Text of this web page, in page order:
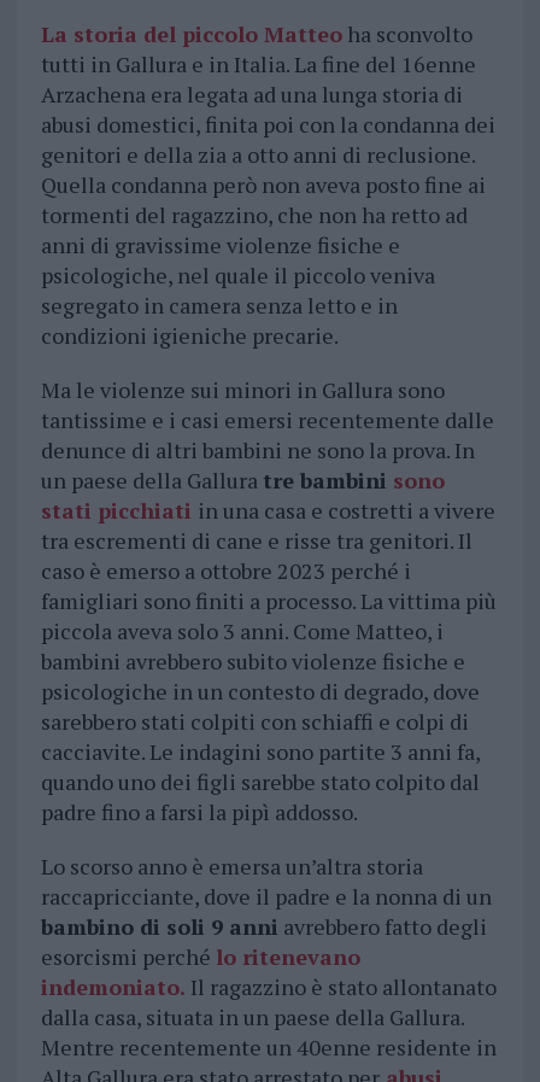
La storia del piccolo Matteoha sconvolto
tutti in Gallura e in Italia. La fine del 16enne
Arzachena era legata ad una lunga storia di
abusi domestici, finita poi con la condanna dei
genitori e della zia a otto anni di reclusione.
Quella condanna però non aveva posto fine ai
tormenti del ragazzino, che non ha retto ad
anni di gravissime violenze fisiche e
psicologiche, nel quale il piccolo veniva
segregato in camera senza letto e in
condizioni igieniche precarie.
Ma le violenze sui minori in Gallura sono
tantissime e i casi emersi recentemente dalle
denunce di altri bambini ne sono la prova. In
un paese della Gallura tre bambini sono
stati picchiati in una casa e costretti a vivere
tra escrementi di cane e risse tra genitori. Il
caso è emerso a ottobre 2023 perché i
famigliari sono finiti a processo. La vittima più
piccola aveva solo 3 anni. Come Matteo, i
bambini avrebbero subito violenze fisiche e
psicologiche in un contesto di degrado, dove
sarebbero stati colpiti con schiaffi e colpi di
cacciavite. Le indagini sono partite 3 anni fa,
quando uno dei figli sarebbe stato colpito dal
padre fino a farsi la pipì addosso.
Lo scorso anno è emersa un’altra storia
raccapricciante, dove il padre e la nonna di un
bambino di soli 9 anni avrebbero fatto degli
esorcismi perché lo ritenevano
indemoniato. Il ragazzino è stato allontanato
dalla casa, situata in un paese della Gallura.
Mentre recentemente un 40enne residente in